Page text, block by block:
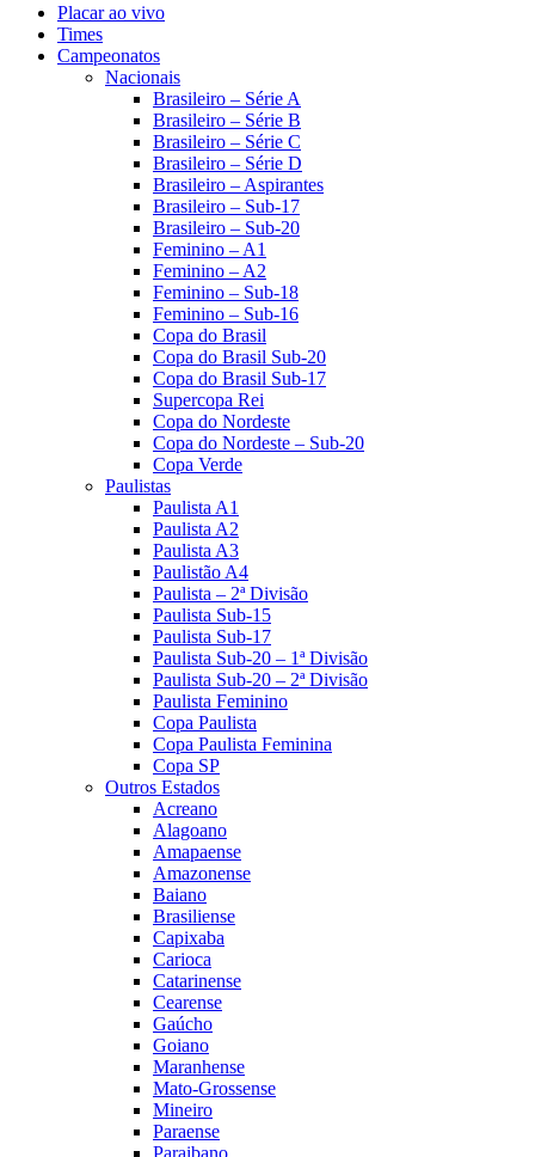
Placar ao vivo
Times
Campeonatos
Nacionais
Brasileiro – Série A
Brasileiro – Série B
Brasileiro – Série C
Brasileiro – Série D
Brasileiro – Aspirantes
Brasileiro – Sub-17
Brasileiro – Sub-20
Feminino – A1
Feminino – A2
Feminino – Sub-18
Feminino – Sub-16
Copa do Brasil
Copa do Brasil Sub-20
Copa do Brasil Sub-17
Supercopa Rei
Copa do Nordeste
Copa do Nordeste – Sub-20
Copa Verde
Paulistas
Paulista A1
Paulista A2
Paulista A3
Paulistão A4
Paulista – 2ª Divisão
Paulista Sub-15
Paulista Sub-17
Paulista Sub-20 – 1ª Divisão
Paulista Sub-20 – 2ª Divisão
Paulista Feminino
Copa Paulista
Copa Paulista Feminina
Copa SP
Outros Estados
Acreano
Alagoano
Amapaense
Amazonense
Baiano
Brasiliense
Capixaba
Carioca
Catarinense
Cearense
Gaúcho
Goiano
Maranhense
Mato-Grossense
Mineiro
Paraense
Paraibano